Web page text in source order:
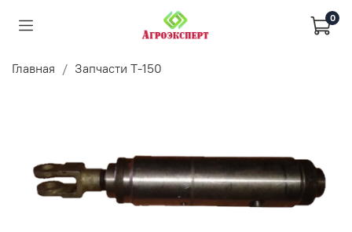
0
Главная Запчасти Т-150